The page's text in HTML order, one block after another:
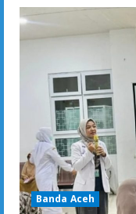
Banda Aceh